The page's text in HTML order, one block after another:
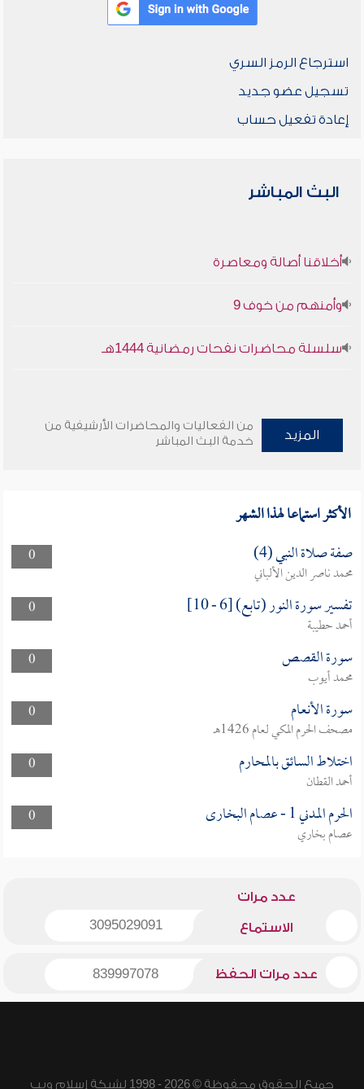
استرجاع الرمز السري
تسجيل عضو جديد
إعادة تفعيل حساب
البث المباشر
أخلاقنا أصالة ومعاصرة
وأمنهم من خوف 9
سلسلة محاضرات نفحات رمضانية 1444هـ
المزيد
من الفعاليات والمحاضرات الأرشيفية من
خدمة البث المباشر
الأكثر استماعا لهذا الشهر
0 صفة صلاة النبي (4)
محمد ناصر الدين الألباني
0
تفسير سورة النور (تابع) [6 - 10]
أحمد حطيبة
0
سورة القصص
محمد أيوب
0
سورة الأنعام
مصحف الحرم المكي لعام 1426هـ
0
اختلاط السائق بالمحارم
أحمد القطان
0
الحرم المدني 1 - عصام البخارى
عصام بخاري
عدد مرات
الاستماع 3095029091
عدد مرات الحفظ 839997078
جميع الحقوق محفوظة © 2026 - 1998 لشبكة إسلام ويب